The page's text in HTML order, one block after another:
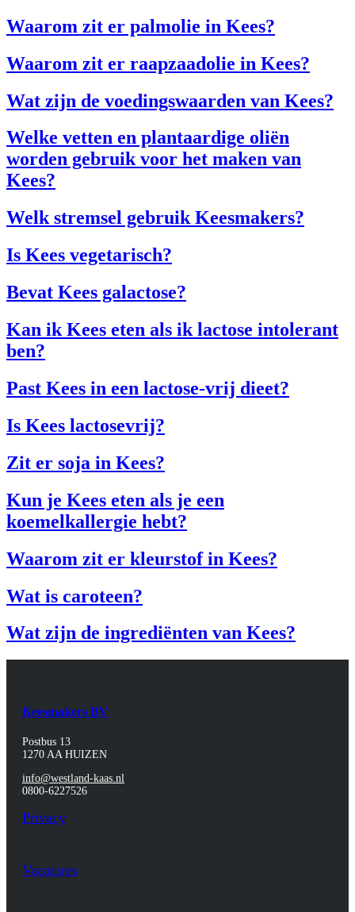
Waarom zit er palmolie in Kees?
Waarom zit er raapzaadolie in Kees?
Wat zijn de voedingswaarden van Kees?
Welke vetten en plantaardige oliën
worden gebruik voor het maken van
Kees?
Welk stremsel gebruik Keesmakers?
Is Kees vegetarisch?
Bevat Kees galactose?
Kan ik Kees eten als ik lactose intolerant
ben?
Past Kees in een lactose-vrij dieet?
Is Kees lactosevrij?
Zit er soja in Kees?
Kun je Kees eten als je een
koemelkallergie hebt?
Waarom zit er kleurstof in Kees?
Wat is caroteen?
Wat zijn de ingrediënten van Kees?
Keesmakers BV
Postbus 13
1270 AA HUIZEN
info@westland-kaas.nl
0800-6227526
Privacy
Vacatures